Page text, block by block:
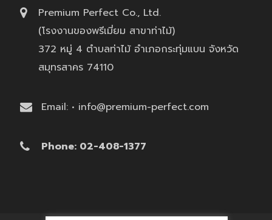
Premium Perfect Co., Ltd.
(โรงงานของพรีเมี่ยม สาขาท่าไม้)
372 หมู่ 4 ตำบลท่าไม้ อำเภอกระทุ่มแบน จังหวัด
สมุทรสาคร 74110
Email: • info@premium-perfect.com
Phone: 02-408-1377